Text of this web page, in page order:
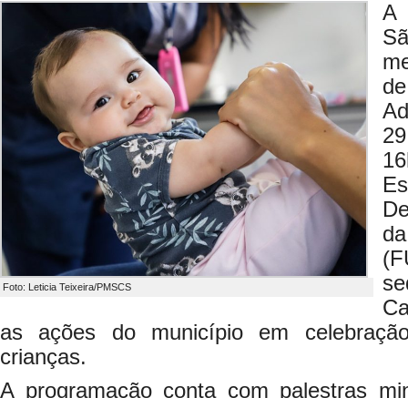
Foto: Leticia Teixeira/PMSCS
A
as ações do município em
crianças.
A programação conta com palestras